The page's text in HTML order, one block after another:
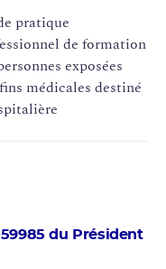
pratique
de formation
exposées
médicales destiné
du Président